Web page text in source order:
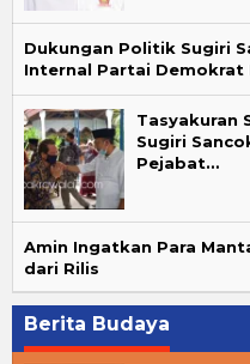
Dukungan Politik Sugiri
Internal Partai Demokrat
Tasyakuran
Sugiri
Pejabat…
Amin Ingatkan Para
dari Rilis
Berita Budaya